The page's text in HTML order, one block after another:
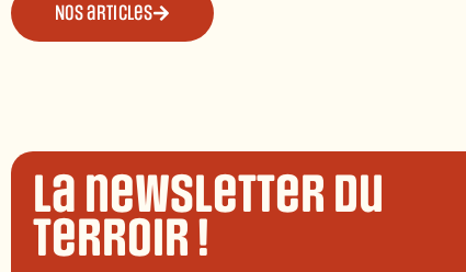
Nos articles
La newsletter du
terroir !